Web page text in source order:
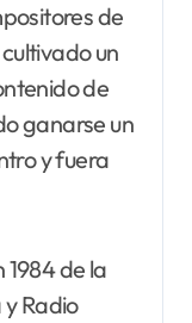
de
un
de
ganarse un
y fuera
de la
Radio